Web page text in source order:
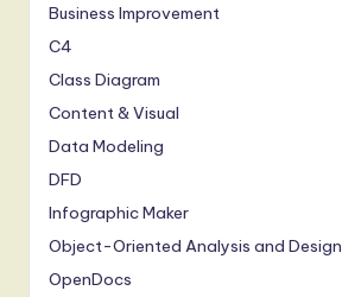
Business Improvement
C4
Class Diagram
Content & Visual
Data Modeling
DFD
Infographic Maker
Object-Oriented Analysis and Design
OpenDocs